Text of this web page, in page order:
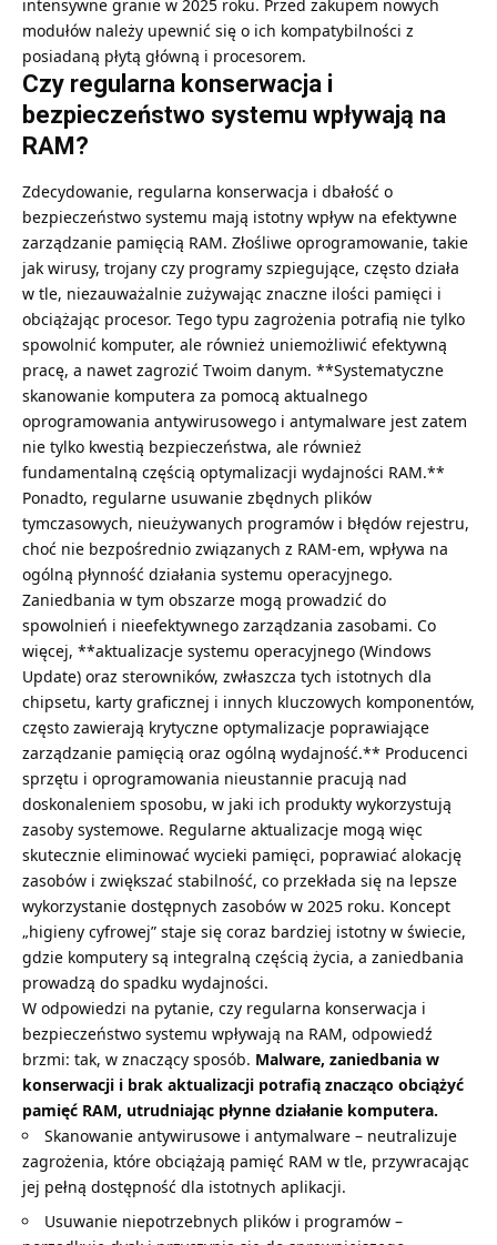
intensywne granie w 2025 roku. Przed zakupem nowych
modułów należy upewnić się o ich kompatybilności z
posiadaną płytą główną i procesorem.
Czy regularna konserwacja i
bezpieczeństwo systemu wpływają na
RAM?
Zdecydowanie, regularna konserwacja i dbałość o
bezpieczeństwo systemu mają istotny wpływ na efektywne
zarządzanie pamięcią RAM. Złośliwe oprogramowanie, takie
jak wirusy, trojany czy programy szpiegujące, często działa
w tle, niezauważalnie zużywając znaczne ilości pamięci i
obciążając procesor. Tego typu zagrożenia potrafią nie tylko
spowolnić komputer, ale również uniemożliwić efektywną
pracę, a nawet zagrozić Twoim danym. **Systematyczne
skanowanie komputera za pomocą aktualnego
oprogramowania antywirusowego i antymalware jest zatem
nie tylko kwestią bezpieczeństwa, ale również
fundamentalną częścią optymalizacji wydajności RAM.**
Ponadto, regularne usuwanie zbędnych plików
tymczasowych, nieużywanych programów i błędów rejestru,
choć nie bezpośrednio związanych z RAM-em, wpływa na
ogólną płynność działania systemu operacyjnego.
Zaniedbania w tym obszarze mogą prowadzić do
spowolnień i nieefektywnego zarządzania zasobami. Co
więcej, **aktualizacje systemu operacyjnego (Windows
Update) oraz sterowników, zwłaszcza tych istotnych dla
chipsetu, karty graficznej i innych kluczowych komponentów,
często zawierają krytyczne optymalizacje poprawiające
zarządzanie pamięcią oraz ogólną wydajność.** Producenci
sprzętu i oprogramowania nieustannie pracują nad
doskonaleniem sposobu, w jaki ich produkty wykorzystują
zasoby systemowe. Regularne aktualizacje mogą więc
skutecznie eliminować wycieki pamięci, poprawiać alokację
zasobów i zwiększać stabilność, co przekłada się na lepsze
wykorzystanie dostępnych zasobów w 2025 roku. Koncept
„higieny cyfrowej” staje się coraz bardziej istotny w świecie,
gdzie komputery są integralną częścią życia, a zaniedbania
prowadzą do spadku wydajności.
W odpowiedzi na pytanie, czy regularna konserwacja i
bezpieczeństwo systemu wpływają na RAM, odpowiedź
brzmi: tak, w znaczący sposób. Malware, zaniedbania w
konserwacji i brak aktualizacji potrafią znacząco obciążyć
pamięć RAM, utrudniając płynne działanie komputera.
Skanowanie antywirusowe i antymalware – neutralizuje
zagrożenia, które obciążają pamięć RAM w tle, przywracając
jej pełną dostępność dla istotnych aplikacji.
Usuwanie niepotrzebnych plików i programów –